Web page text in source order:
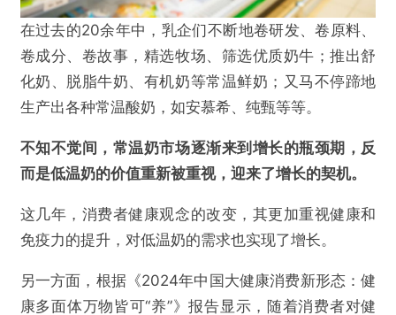
在过去的20余年中，乳企们不断地卷研发、卷原料、
卷成分、卷故事，精选牧场、筛选优质奶牛；推出舒
化奶、脱脂牛奶、有机奶等常温鲜奶；又马不停蹄地
生产出各种常温酸奶，如安慕希、纯甄等等。
不知不觉间，常温奶市场逐渐来到增长的瓶颈期，反
而是低温奶的价值重新被重视，迎来了增长的契机。
这几年，消费者健康观念的改变，其更加重视健康和
免疫力的提升，对低温奶的需求也实现了增长。
另一方面，根据《2024年中国大健康消费新形态：健
康多面体万物皆可“养”》报告显示，随着消费者对健